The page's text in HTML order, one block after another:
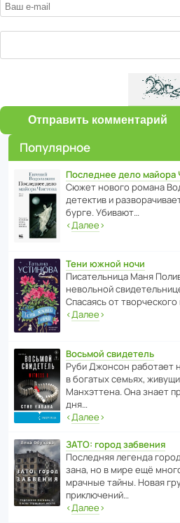
Отправить комментарий
Популярное
Последнее дело майора
Сюжет нового романа
дете­ктив и
бурге. Убивают…
‹Далее›
Тени южной ночи
Писа­тель­ница Маня
невольной
Спасаясь от
‹Далее›
Восьмой свидетель
Руби Джонсон рабо­тает
в богатых семьях,
Манх­эт­тена. Она знает
дня…
‹Далее›
ЗАТО: город забвения
После­дняя легенда
зана, но в мире ещё
мрачные тайны. Новая
приключений…
‹Далее›